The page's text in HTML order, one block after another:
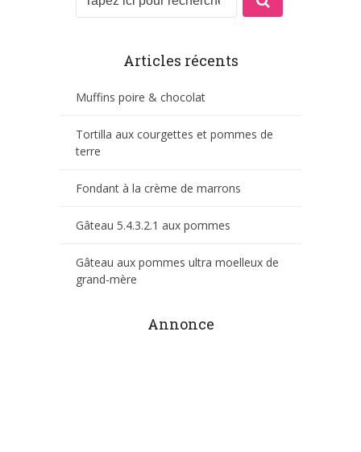
Articles récents
Muffins poire & chocolat
Tortilla aux courgettes et pommes de
terre
Fondant à la crème de marrons
Gâteau 5.4.3.2.1 aux pommes
Gâteau aux pommes ultra moelleux de
grand-mère
Annonce